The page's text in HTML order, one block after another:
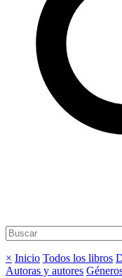
× Inicio Todos los libros
Autoras y autores